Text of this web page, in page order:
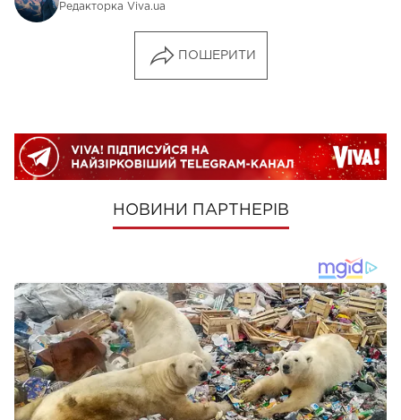
Редакторка Viva.ua
ПОШЕРИТИ
НОВИНИ ПАРТНЕРІВ